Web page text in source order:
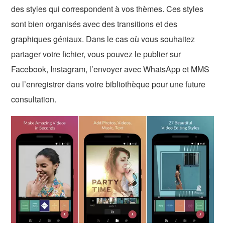
des styles qui correspondent à vos thèmes. Ces styles
sont bien organisés avec des transitions et des
graphiques géniaux. Dans le cas où vous souhaitez
partager votre fichier, vous pouvez le publier sur
Facebook, Instagram, l’envoyer avec WhatsApp et MMS
ou l’enregistrer dans votre bibliothèque pour une future
consultation.